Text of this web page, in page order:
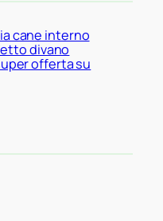
cane interno
divano
offerta su